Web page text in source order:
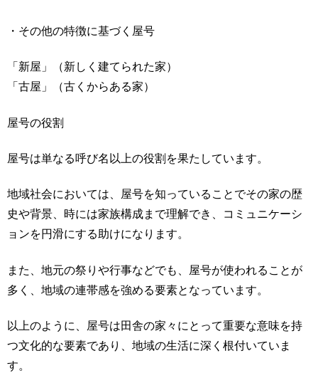
・その他の特徴に基づく屋号
「新屋」（新しく建てられた家）
「古屋」（古くからある家）
屋号の役割
屋号は単なる呼び名以上の役割を果たしています。
地域社会においては、屋号を知っていることでその家の歴
史や背景、時には家族構成まで理解でき、コミュニケーシ
ョンを円滑にする助けになります。
また、地元の祭りや行事などでも、屋号が使われることが
多く、地域の連帯感を強める要素となっています。
以上のように、屋号は田舎の家々にとって重要な意味を持
つ文化的な要素であり、地域の生活に深く根付いていま
す。